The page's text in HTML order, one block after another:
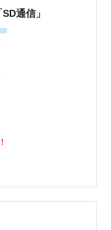
通信」